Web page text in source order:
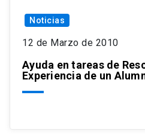
Noticias
12 de Marzo de 2010
Ayuda en tareas de
Experiencia de un